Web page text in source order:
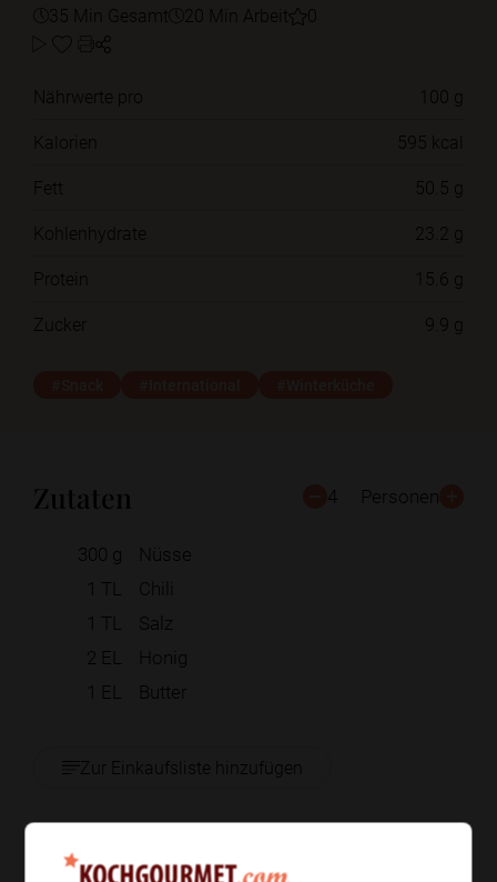
35 Min Gesamt 20 Min Arbeit 0
Nährwerte pro
100 g
Kalorien
595 kcal
Fett
50.5 g
Kohlenhydrate
23.2 g
Protein
15.6 g
Zucker
9.9 g
Zutaten 4 Personen
300 g
Nüsse
1 TL
Chili
1 TL
Salz
2 EL
Honig
1 EL Butter
Zur Einkaufsliste hinzufügen